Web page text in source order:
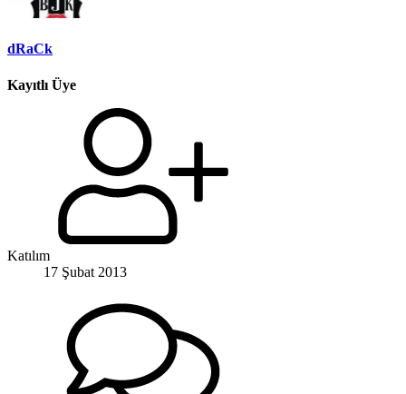
dRaCk
Kayıtlı Üye
Katılım
17 Şubat 2013